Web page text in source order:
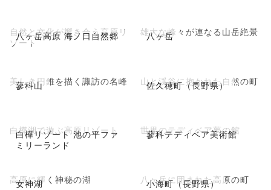
八ヶ岳高原 海ノ口自然郷
自然と文化が響き合う高原リ
ゾート
八ヶ岳
雄大な峰々が連なる山岳絶景
蓼科山
美しき円錐を描く諏訪の名峰 佐久穂町（長野県）
山と渓谷に抱かれた自然の町
白樺リゾート 池の平ファ
ミリーランド
白樺湖で遊ぶ高原リゾート 蓼科テディベア美術館
世界のテディベア夢の館
女神湖
高原に輝く神秘の湖 小海町（長野県）
八ヶ岳に囲まれた高原の町